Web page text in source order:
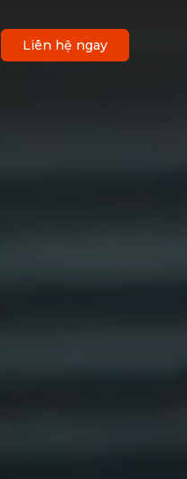
Liên hệ ngay